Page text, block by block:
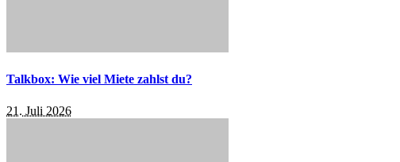
Talkbox: Wie viel Miete zahlst du?
21. Juli 2026